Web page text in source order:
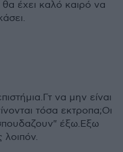
έχει καλό καιρό να
να μην είναι
τόσα εκτροπα;Οι
έξω.Εξω